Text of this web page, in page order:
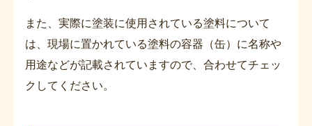
また、実際に塗装に使用されている塗料について
は、現場に置かれている塗料の容器（缶）に名称や
用途などが記載されていますので、合わせてチェッ
クしてください。